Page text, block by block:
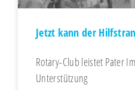
Jetzt kann der
Rotary-Club leistet Pater
Unterstützung